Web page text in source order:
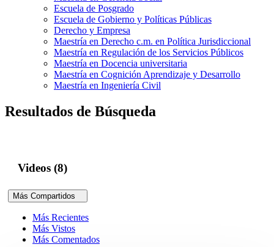
Escuela de Posgrado
Escuela de Gobierno y Políticas Públicas
Derecho y Empresa
Maestría en Derecho c.m. en Política Jurisdiccional
Maestría en Regulación de los Servicios Públicos
Maestría en Docencia universitaria
Maestría en Cognición Aprendizaje y Desarrollo
Maestría en Ingeniería Civil
Resultados de Búsqueda
Videos (8)
Más Compartidos
Más Recientes
Más Vistos
Más Comentados